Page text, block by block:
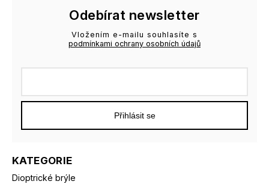
KATEGORIE
Dioptrické brýle
Odebírat newsletter
Vložením e-mailu souhlasíte s
podmínkami ochrany osobních údajů
Přihlásit se